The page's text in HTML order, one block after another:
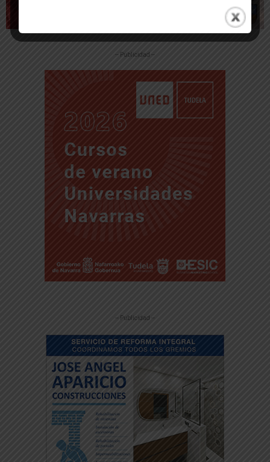
-- Publicidad --
-- Publicidad --